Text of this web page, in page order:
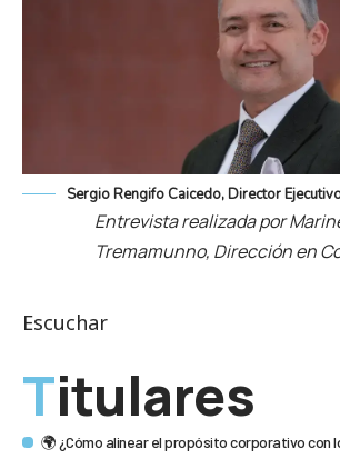
Sergio Rengifo Caicedo, Director
Entrevista realizada por
Tremamunno, Dirección en
Escuchar
Titulares
🌍 ¿Cómo alinear el propósito corporativo con